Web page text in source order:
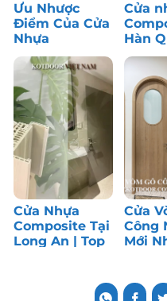
Ưu Nhược
Điểm Của Cửa
Nhựa
Composite: Có
Nên Dùng?
Cửa
Hàn
–
tốt
Cửa Nhựa
Composite Tại
Long An | Top
Cửa
Công
Mới